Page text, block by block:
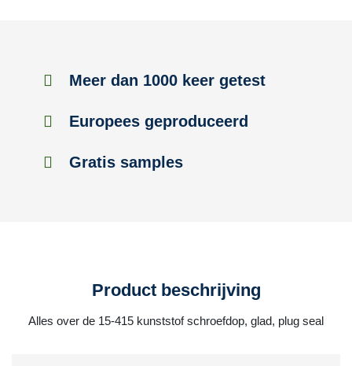
Meer dan 1000 keer getest
Europees geproduceerd
Gratis samples
Product beschrijving
Alles over de 15-415 kunststof schroefdop, glad, plug seal